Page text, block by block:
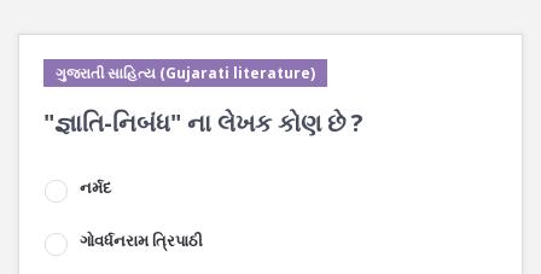
ગુજરાતી સાહિત્ય (Gujarati literature)
"જ્ઞાતિ-નિબંધ" ના લેખક કોણ છે ?
નર્મદ
ગોવર્ધનરામ ત્રિપાઠી